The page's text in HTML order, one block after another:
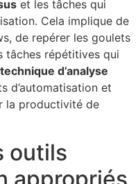
et les tâches qui
Cela implique de
de repérer les goulets
tâches répétitives qui
technique d’analyse
d’automatisation et
la productivité de
outils